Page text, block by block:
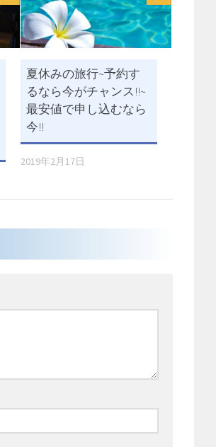
夏休みの旅行~予約す
るなら今がチャンス!!~
最安値で申し込むなら
今!!
2019年2月17日